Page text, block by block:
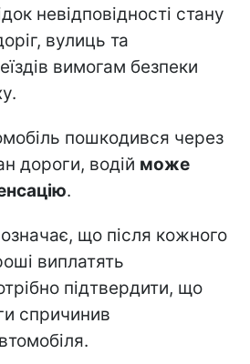
невідповідності стану
вулиць та
вимогам безпеки
пошкодився через
дороги, водій може
.
що після кожного
виплатять
підтвердити, що
спричинив